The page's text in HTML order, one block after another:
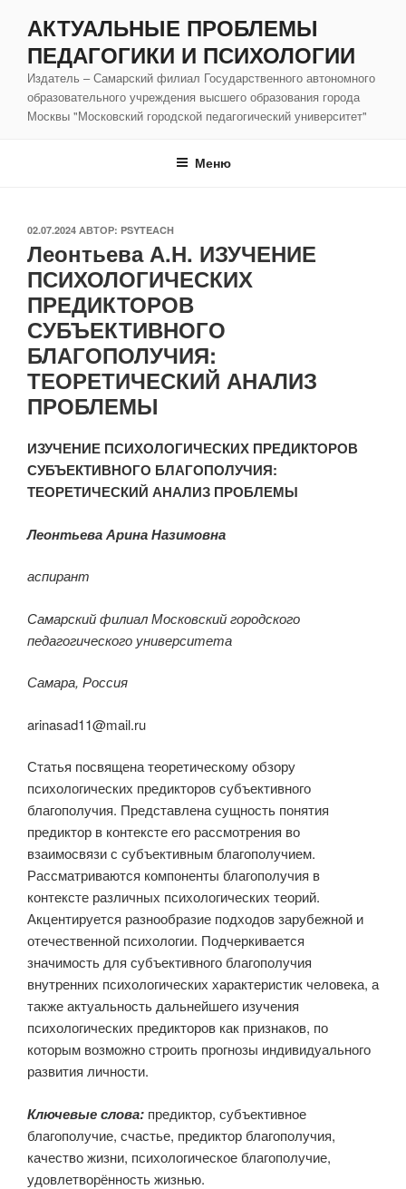
содержимому
АКТУАЛЬНЫЕ ПРОБЛЕМЫ
ПЕДАГОГИКИ И ПСИХОЛОГИИ
Издатель – Самарский филиал Государственного автономного
образовательного учреждения высшего образования города
Москвы "Московский городской педагогический университет"
Меню
ОПУБЛИКОВАНО
02.07.2024 АВТОР: PSYTEACH
Леонтьева А.Н. ИЗУЧЕНИЕ
ПСИХОЛОГИЧЕСКИХ
ПРЕДИКТОРОВ
СУБЪЕКТИВНОГО
БЛАГОПОЛУЧИЯ:
ТЕОРЕТИЧЕСКИЙ АНАЛИЗ
ПРОБЛЕМЫ
ИЗУЧЕНИЕ ПСИХОЛОГИЧЕСКИХ ПРЕДИКТОРОВ
СУБЪЕКТИВНОГО БЛАГОПОЛУЧИЯ:
ТЕОРЕТИЧЕСКИЙ АНАЛИЗ ПРОБЛЕМЫ
Леонтьева Арина Назимовна
аспирант
Самарский филиал Московский городского
педагогического университета
Самара, Россия
arinasad11@mail.ru
Статья посвящена теоретическому обзору
психологических предикторов субъективного
благополучия. Представлена сущность понятия
предиктор в контексте его рассмотрения во
взаимосвязи с субъективным благополучием.
Рассматриваются компоненты благополучия в
контексте различных психологических теорий.
Акцентируется разнообразие подходов зарубежной и
отечественной психологии. Подчеркивается
значимость для субъективного благополучия
внутренних психологических характеристик человека, а
также актуальность дальнейшего изучения
психологических предикторов как признаков, по
которым возможно строить прогнозы индивидуального
развития личности.
Ключевые слова: предиктор, субъективное
благополучие, счастье, предиктор благополучия,
качество жизни, психологическое благополучие,
удовлетворённость жизнью.